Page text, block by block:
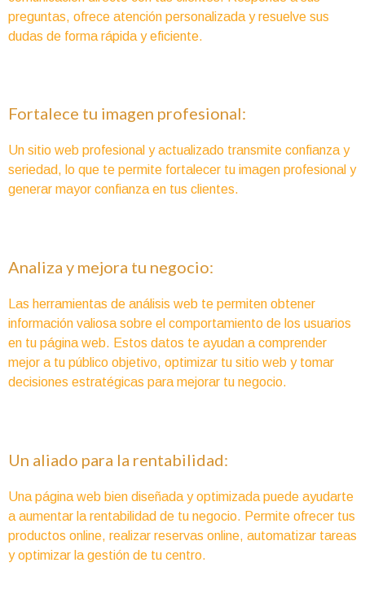
preguntas, ofrece atención personalizada y resuelve sus
dudas de forma rápida y eficiente.
Fortalece tu imagen profesional:
Un sitio web profesional y actualizado transmite confianza y
seriedad, lo que te permite fortalecer tu imagen profesional y
generar mayor confianza en tus clientes.
Analiza y mejora tu negocio:
Las herramientas de análisis web te permiten obtener
información valiosa sobre el comportamiento de los usuarios
en tu página web. Estos datos te ayudan a comprender
mejor a tu público objetivo, optimizar tu sitio web y tomar
decisiones estratégicas para mejorar tu negocio.
Un aliado para la rentabilidad:
Una página web bien diseñada y optimizada puede ayudarte
a aumentar la rentabilidad de tu negocio. Permite ofrecer tus
productos online, realizar reservas online, automatizar tareas
y optimizar la gestión de tu centro.